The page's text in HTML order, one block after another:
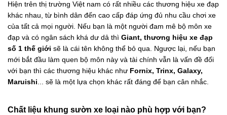
Hiện trên thị trường Việt nam có rất nhiều các thương hiệu xe đạp
khác nhau, từ bình dân đến cao cấp đáp ứng đủ nhu cầu chơi xe
của tất cả mọi người. Nếu bạn là một người đam mê bộ môn xe
đạp và có ngân sách khá dư dả thì Giant, thương hiệu xe đạp
số 1 thế giới sẽ là cái tên không thể bỏ qua. Ngược lại, nếu bạn
mới bắt đầu làm quen bộ môn này và tài chính vẫn là vấn đề đối
với bạn thì các thương hiệu khác như Fornix, Trinx, Galaxy,
Maruishi... sẽ là một lựa chọn khác rất đáng để bạn cân nhắc.
Chất liệu khung sườn xe loại nào phù hợp với bạn?